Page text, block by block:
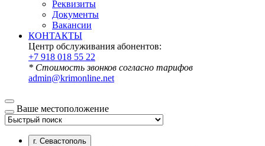
Реквизиты
Документы
Вакансии
КОНТАКТЫ
Центр обслуживания абонентов:
+7 918 018 55 22
* Стоимость звонков согласно тарифов
admin@krimonline.net
Ваше местоположение
г. Севастополь